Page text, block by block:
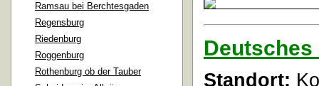
Ramsau bei Berchtesgaden
Regensburg
Riedenburg
Roggenburg
Rothenburg ob der Tauber
Deutsches
Standort: